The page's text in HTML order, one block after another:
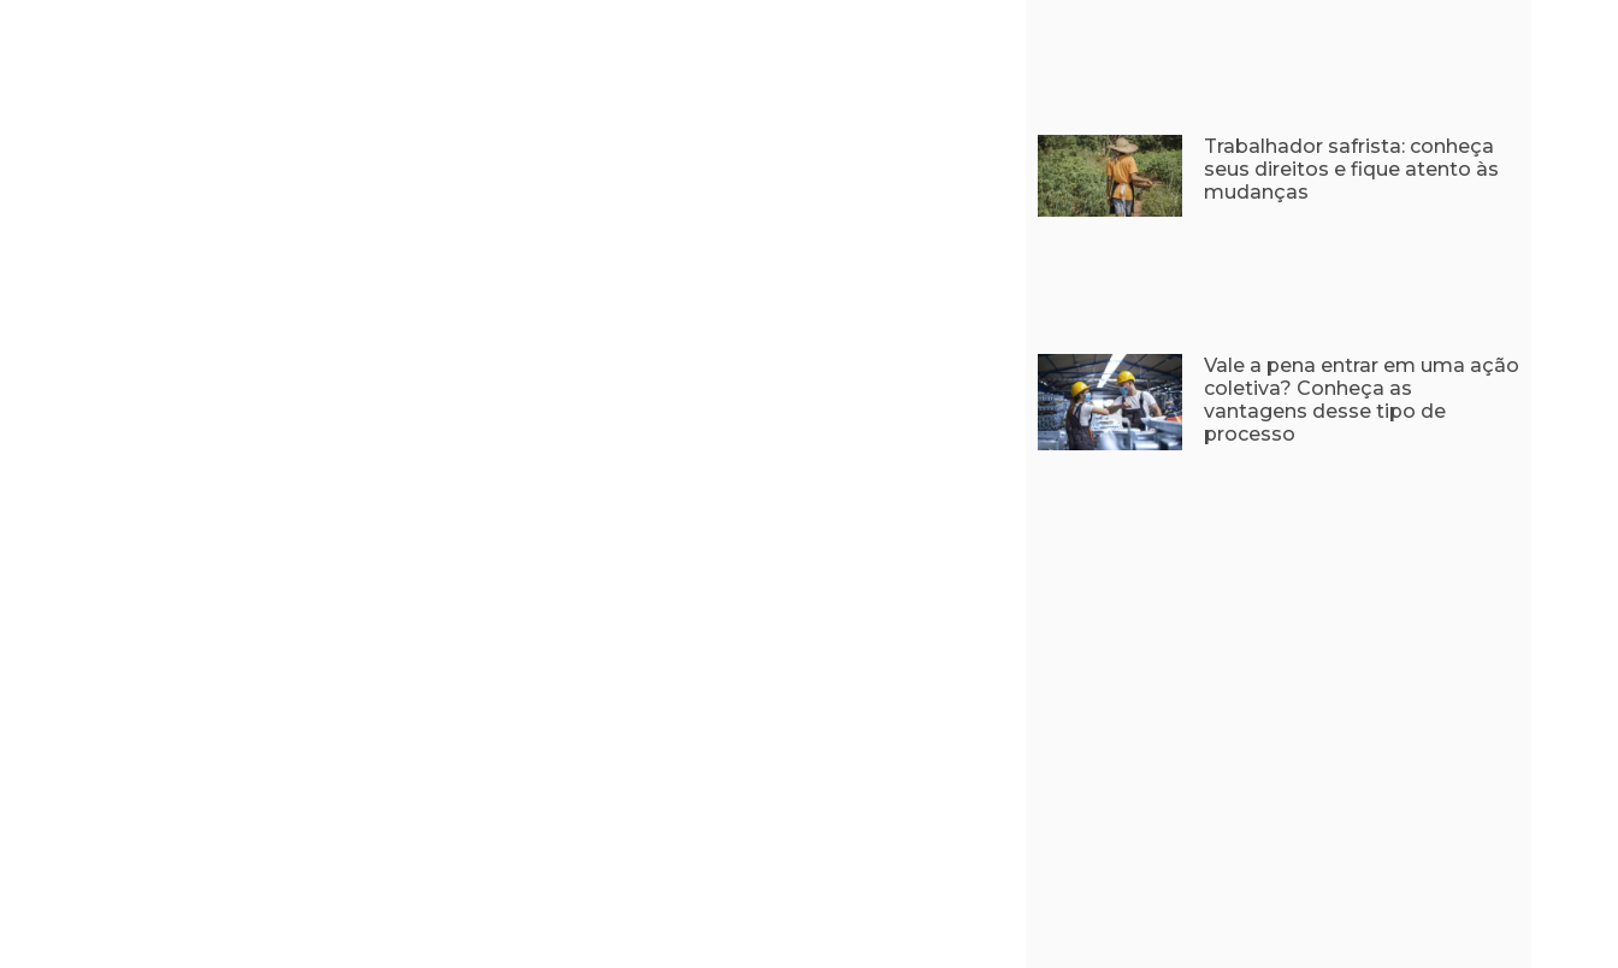
Trabalhador safrista: conheça
seus direitos e fique atento às
mudanças
Vale a pena entrar em uma ação
coletiva? Conheça as
vantagens desse tipo de
processo